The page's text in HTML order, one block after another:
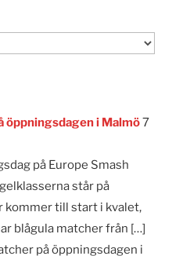
öppningsdagen i Malmö7
på Europe Smash
står på
kommer till start i kvalet,
blågula matcher från […]
på öppningsdagen i